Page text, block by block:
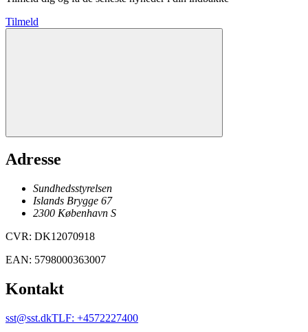
Tilmeld
Adresse
Sundhedsstyrelsen
Islands Brygge 67
2300 København S
CVR: DK12070918
EAN: 5798000363007
Kontakt
sst@sst.dkTLF: +4572227400